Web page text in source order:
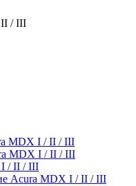
/ III
MDX I / II / III
MDX I / II / III
/ II / III
Acura MDX I / II / III